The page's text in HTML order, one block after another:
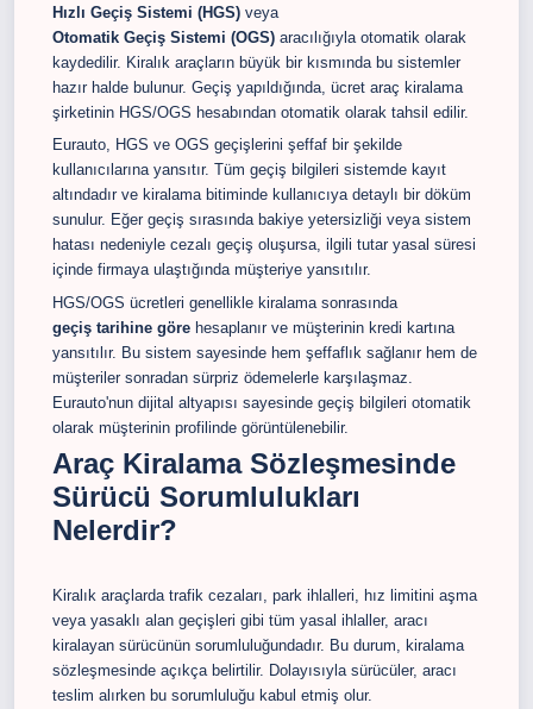
Hızlı Geçiş Sistemi (HGS) veya
Otomatik Geçiş Sistemi (OGS) aracılığıyla otomatik olarak
kaydedilir. Kiralık araçların büyük bir kısmında bu sistemler
hazır halde bulunur. Geçiş yapıldığında, ücret araç kiralama
şirketinin HGS/OGS hesabından otomatik olarak tahsil edilir.
Eurauto, HGS ve OGS geçişlerini şeffaf bir şekilde
kullanıcılarına yansıtır. Tüm geçiş bilgileri sistemde kayıt
altındadır ve kiralama bitiminde kullanıcıya detaylı bir döküm
sunulur. Eğer geçiş sırasında bakiye yetersizliği veya sistem
hatası nedeniyle cezalı geçiş oluşursa, ilgili tutar yasal süresi
içinde firmaya ulaştığında müşteriye yansıtılır.
HGS/OGS ücretleri genellikle kiralama sonrasında
geçiş tarihine göre hesaplanır ve müşterinin kredi kartına
yansıtılır. Bu sistem sayesinde hem şeffaflık sağlanır hem de
müşteriler sonradan sürpriz ödemelerle karşılaşmaz.
Eurauto'nun dijital altyapısı sayesinde geçiş bilgileri otomatik
olarak müşterinin profilinde görüntülenebilir.
Araç Kiralama Sözleşmesinde
Sürücü Sorumlulukları
Nelerdir?
Kiralık araçlarda trafik cezaları, park ihlalleri, hız limitini aşma
veya yasaklı alan geçişleri gibi tüm yasal ihlaller, aracı
kiralayan sürücünün sorumluluğundadır. Bu durum, kiralama
sözleşmesinde açıkça belirtilir. Dolayısıyla sürücüler, aracı
teslim alırken bu sorumluluğu kabul etmiş olur.